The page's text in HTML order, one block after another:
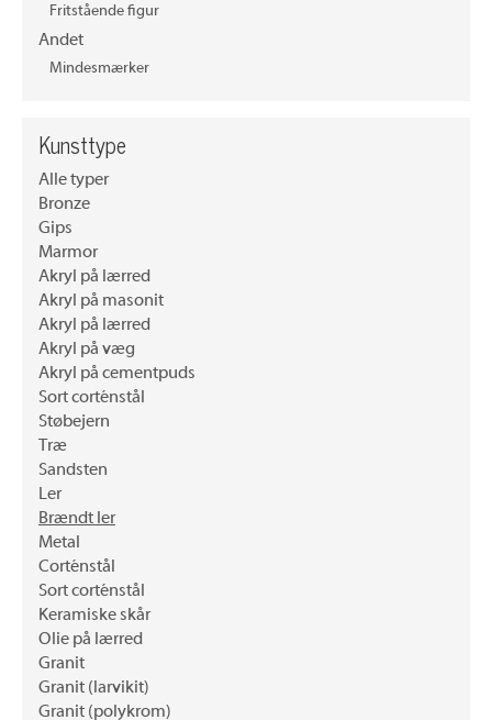
Fritstående figur
Andet
Mindesmærker
Kunsttype
Alle typer
Bronze
Gips
Marmor
Akryl på lærred
Akryl på masonit
Akryl på lærred
Akryl på væg
Akryl på cementpuds
Sort corténstål
Støbejern
Træ
Sandsten
Ler
Brændt ler
Metal
Corténstål
Sort corténstål
Keramiske skår
Olie på lærred
Granit
Granit (larvikit)
Granit (polykrom)